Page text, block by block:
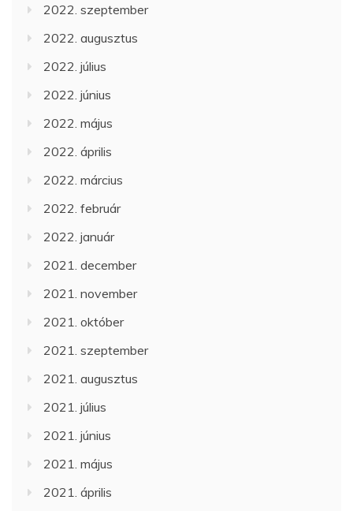
2022. szeptember
2022. augusztus
2022. július
2022. június
2022. május
2022. április
2022. március
2022. február
2022. január
2021. december
2021. november
2021. október
2021. szeptember
2021. augusztus
2021. július
2021. június
2021. május
2021. április